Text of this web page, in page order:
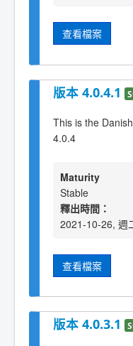
查看檔案
版本 4.0.4.1
This is the
4.0.4
Maturity
Stable
釋出時間：
2021-10-26, 週
查看檔案
版本 4.0.3.1